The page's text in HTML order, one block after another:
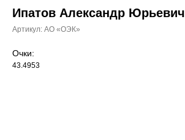
Ипатов Александр Юрьевич
Артикул: АО «ОЭК»
Очки:
43.4953